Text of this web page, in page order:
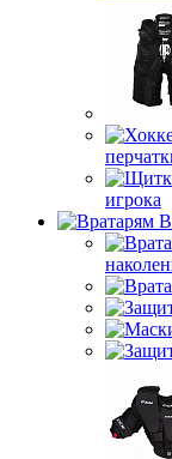
игрока